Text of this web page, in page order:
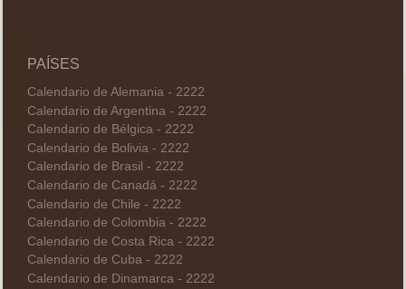
PAÍSES
Calendario de Alemania - 2222
Calendario de Argentina - 2222
Calendario de Bélgica - 2222
Calendario de Bolivia - 2222
Calendario de Brasil - 2222
Calendario de Canadá - 2222
Calendario de Chile - 2222
Calendario de Colombia - 2222
Calendario de Costa Rica - 2222
Calendario de Cuba - 2222
Calendario de Dinamarca - 2222